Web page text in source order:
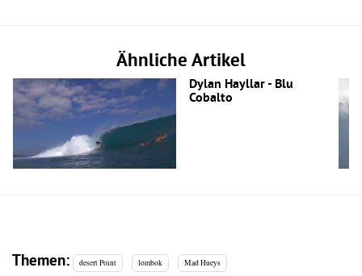
Ähnliche Artikel
Dylan Hayllar - Blu
Cobalto
Themen: desert Point lombok Mad Hueys